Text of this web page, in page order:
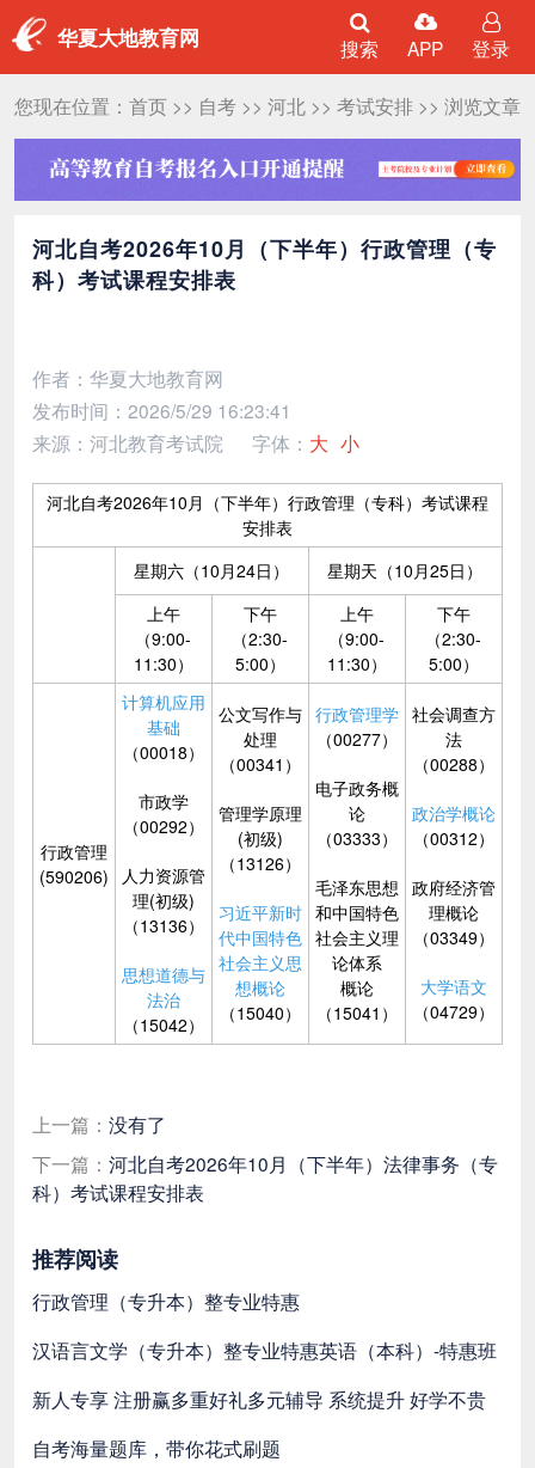
华夏大地教育网 搜索 APP 登录
您现在位置： 首页>> 自考>> 河北>> 考试安排>> 浏览文章
河北自考2026年10月（下半年）行政管理（专
科）考试课程安排表
作者：华夏大地教育网
发布时间：2026/5/29 16:23:41
来源：河北教育考试院
字体： 大 小
河北自考2026年10月（下半年）行政管理（专科）考试课程
安排表
星期六（10月24日）
星期天（10月25日）
上午
（9:00-
11:30）
下午
（2:30-
5:00）
上午
（9:00-
11:30）
下午
（2:30-
5:00）
行政管理
(590206)
计算机应用
基础
（00018）
市政学
（00292）
人力资源管
理(初级)
（13136）
思想道德与
法治
（15042）
公文写作与
处理
（00341）
管理学原理
(初级)
（13126）
习近平新时
代中国特色
社会主义思
想概论
（15040）
行政管理学
（00277）
电子政务概
论
（03333）
毛泽东思想
和中国特色
社会主义理
论体系
概论
（15041）
社会调查方
法
（00288）
政治学概论
（00312）
政府经济管
理概论
（03349）
大学语文
（04729）
上一篇： 没有了
下一篇： 河北自考2026年10月（下半年）法律事务（专
科）考试课程安排表
推荐阅读
行政管理（专升本）整专业特惠
汉语言文学（专升本）整专业特惠英语（本科）-特惠班
新人专享 注册赢多重好礼多元辅导 系统提升 好学不贵
自考海量题库，带你花式刷题